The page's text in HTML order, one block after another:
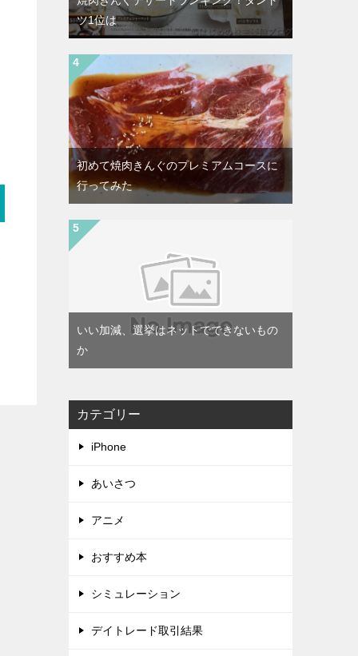
ツ1位は
初めて焼肉きんぐのプレミアムコースに
行ってみた
いい加減、選挙はネットでできないもの
か
カテゴリー
iPhone
あいさつ
アニメ
おすすめ本
シミュレーション
デイトレード取引結果